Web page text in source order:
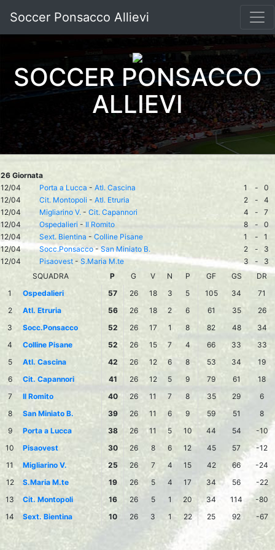
Soccer Ponsacco Allievi
SOCCER PONSACCO
ALLIEVI
26 Giornata
12/04
Porta a Lucca - Atl. Cascina 1 -
0
12/04
Cit. Montopoli - Atl. Etruria 2 -
4
12/04
Migliarino V. - Cit. Capannori 4 -
7
12/04
Ospedalieri -Il Romito 8 -
0
12/04
Sext. Bientina - Colline Pisane 1 -
1
12/04
Socc.Ponsacco-San Miniato B. 2 -
3
12/04
Pisaovest - S.Maria M.te 3 -
3
SQUADRA
P G V N P GF GS
DR
1
Ospedalieri 57 26 18 3 5 105 34
71
2
Atl. Etruria 56 26 18 2 6 61 35
26
3
Socc.Ponsacco 52 26 17 1 8 82 48
34
4
Colline Pisane 52 26 15 7 4 66 33
33
5
Atl. Cascina 42 26 12 6 8 53 34
19
6
Cit. Capannori 41 26 12 5 9 79 61
18
7
Il Romito 40 26 11 7 8 35 29
6
8
San Miniato B. 39 26 11 6 9 59 51
8
9
Porta a Lucca 38 26 11 5 10 44 54
-10
10
Pisaovest 30 26 8 6 12 45 57
-12
11
Migliarino V. 25 26 7 4 15 42 66
-24
12
S.Maria M.te 19 26 5 4 17 34 56
-22
13
Cit. Montopoli 16 26 5 1 20 34 114
-80
14
Sext. Bientina 10 26 3 1 22 25 92 -67